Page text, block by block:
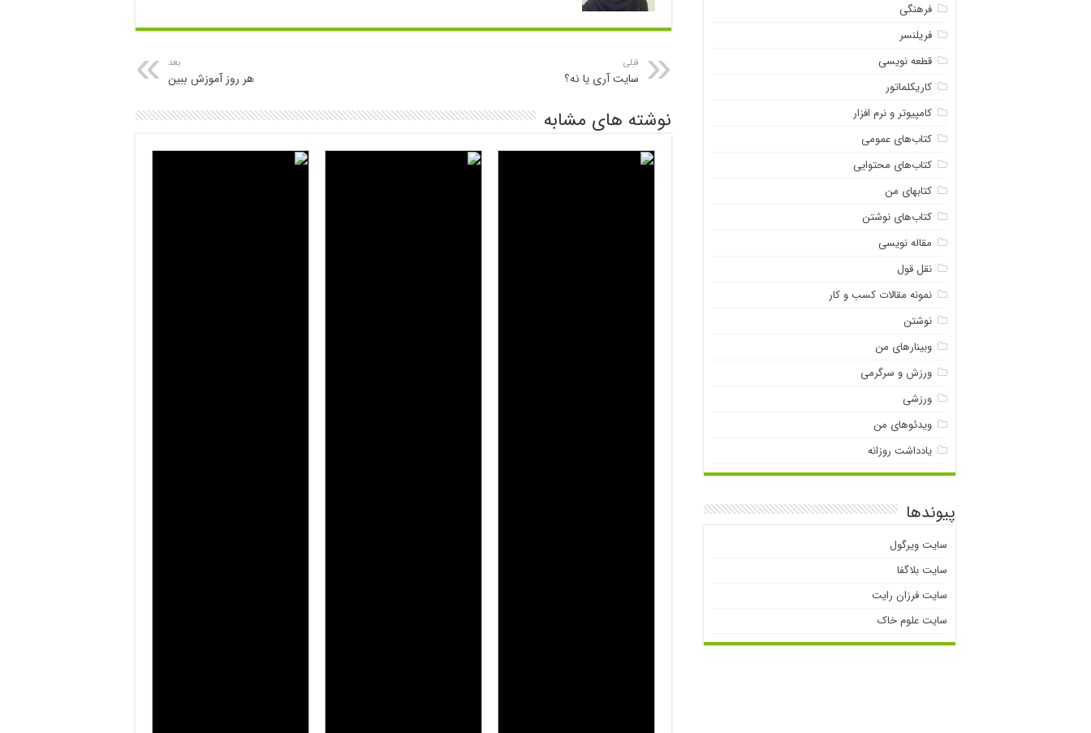
قبلی
سایت آری یا نه؟
بعد
هر روز آموزش ببین
نوشته های مشابه
فرهنگی
فریلنسر
قطعه نویسی
کاریکلماتور
کامپیوتر و نرم افزار
کتاب‌های عمومی
کتاب‌های محتوایی
کتابهای من
کتاب‌های نوشتن
مقاله نویسی
نقل قول
نمونه مقالات کسب و کار
نوشتن
وبینارهای من
ورزش و سرگرمی
ورزشی
ویدئوهای من
یادداشت روزانه
پیوندها
سایت ویرگول
سایت بلاگفا
سایت فرزان رایت
سایت علوم خاک